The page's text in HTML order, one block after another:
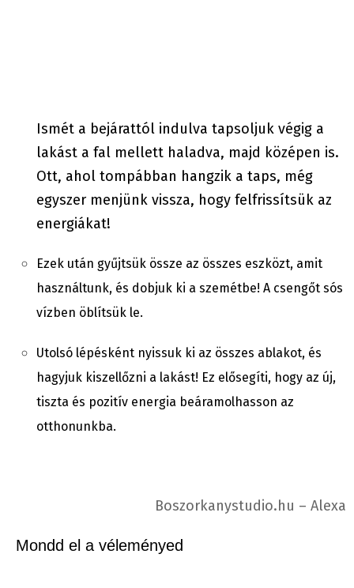
Ismét a bejárattól indulva tapsoljuk végig a
lakást a fal mellett haladva, majd középen is.
Ott, ahol tompábban hangzik a taps, még
egyszer menjünk vissza, hogy felfrissítsük az
energiákat!
Ezek után gyűjtsük össze az összes eszközt, amit
használtunk, és dobjuk ki a szemétbe! A csengőt sós
vízben öblítsük le.
Utolsó lépésként nyissuk ki az összes ablakot, és
hagyjuk kiszellőzni a lakást! Ez elősegíti, hogy az új,
tiszta és pozitív energia beáramolhasson az
otthonunkba.
Boszorkanystudio.hu – Alexa
Mondd el a véleményed